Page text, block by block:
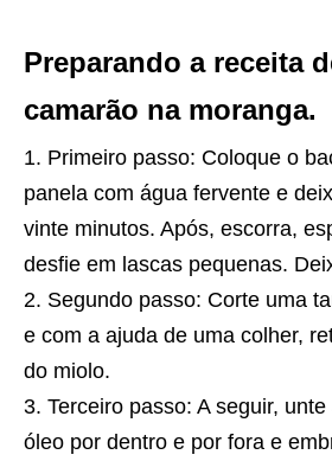
Preparando a receita
camarão na moranga.
Primeiro passo: Coloque o
panela com água fervente e
vinte minutos. Após, escorra,
desfie em lascas pequenas.
Segundo passo: Corte uma
e com a ajuda de uma colher,
do miolo.
Terceiro passo: A seguir,
óleo por dentro e por fora e